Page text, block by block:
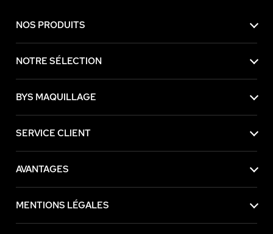
NOS PRODUITS
NOTRE SÉLECTION
BYS MAQUILLAGE
SERVICE CLIENT
AVANTAGES
MENTIONS LÉGALES